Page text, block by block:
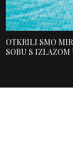
OTKRILI SMO
SOBU S IZLAZOM